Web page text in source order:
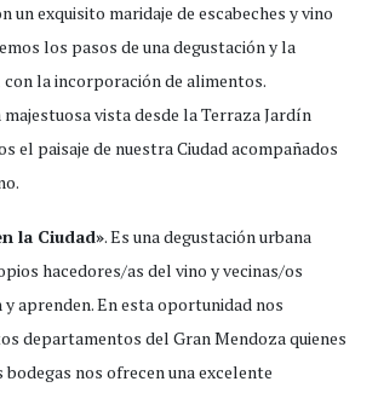
un exquisito maridaje de escabeches y vino
los pasos de una degustación y la
la incorporación de alimentos.
vista desde la Terraza Jardín
el paisaje de nuestra Ciudad acompañados
la Ciudad». Es una degustación urbana
hacedores/as del vino y vecinas/os
aprenden. En esta oportunidad nos
departamentos del Gran Mendoza quienes
bodegas nos ofrecen una excelente